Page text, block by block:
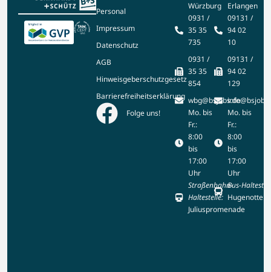
Erlangen
09131 /
94 02
10
09131 /
94 02
129
Mo. bis
Fr.:
8:00
bis
17:00
Uhr
Bus-
Würzburg
0931 /
35 35
735
0931 /
35 35
854
wbg@bsjobs.de
Mo. bis
Fr.:
8:00
bis
17:00
Uhr
Straßenbahn-
Haltestelle:
Juliuspromenade
Personal
Impressum
Datenschutz
AGB
Hinweisgeberschutzgesetz
Barrierefreiheitserklärung
Folge uns!